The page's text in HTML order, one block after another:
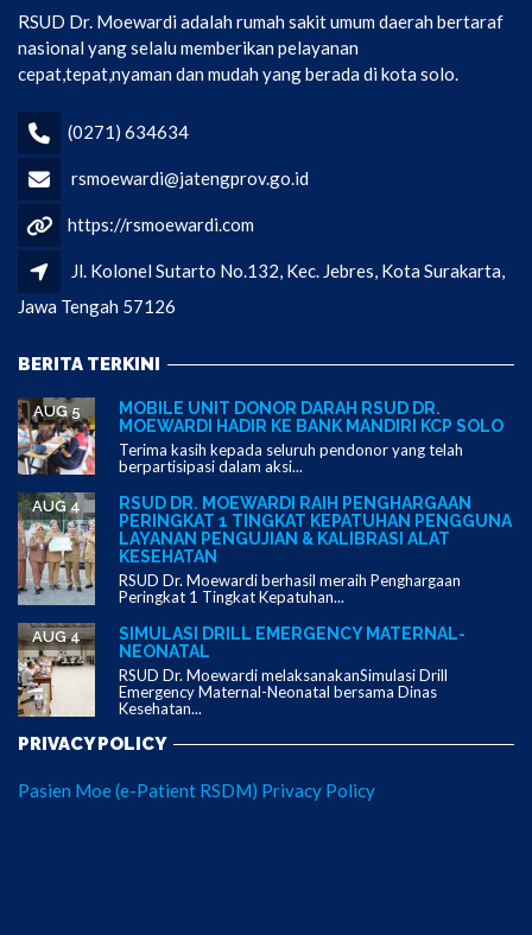
RSUD Dr. Moewardi adalah rumah sakit umum daerah bertaraf
nasional yang selalu memberikan pelayanan
cepat,tepat,nyaman dan mudah yang berada di kota solo.
(0271) 634634
rsmoewardi@jatengprov.go.id
https://rsmoewardi.com
Jl. Kolonel Sutarto No.132, Kec. Jebres, Kota Surakarta,
Jawa Tengah 57126
BERITA TERKINI
MOBILE UNIT DONOR DARAH RSUD DR.
MOEWARDI HADIR KE BANK MANDIRI KCP SOLO
AUG 5
Terima kasih kepada seluruh pendonor yang telah
berpartisipasi dalam aksi...
RSUD DR. MOEWARDI RAIH PENGHARGAAN
PERINGKAT 1 TINGKAT KEPATUHAN PENGGUNA
LAYANAN PENGUJIAN & KALIBRASI ALAT
KESEHATAN
AUG 4
RSUD Dr. Moewardi berhasil meraih Penghargaan
Peringkat 1 Tingkat Kepatuhan...
SIMULASI DRILL EMERGENCY MATERNAL-
NEONATAL
AUG 4
RSUD Dr. Moewardi melaksanakanSimulasi Drill
Emergency Maternal-Neonatal bersama Dinas
Kesehatan...
PRIVACY POLICY
Pasien Moe (e-Patient RSDM) Privacy Policy